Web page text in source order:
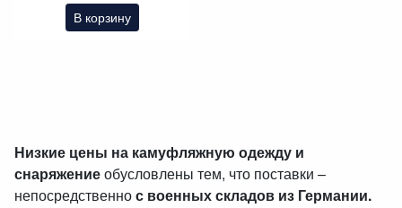
В корзину
Низкие цены на камуфляжную одежду и
снаряжениеобусловлены тем, что поставки –
непосредственнос военных складов из Германии.